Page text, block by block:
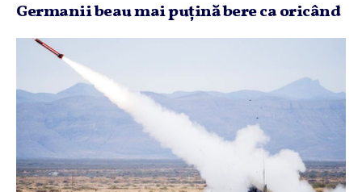
Germanii beau mai puţină bere ca oricând